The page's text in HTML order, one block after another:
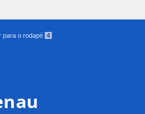
para o rodapé 4